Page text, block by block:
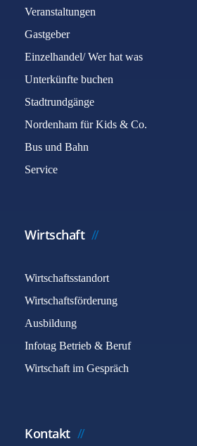
Veranstaltungen
Gastgeber
Einzelhandel/ Wer hat was
Unterkünfte buchen
Stadtrundgänge
Nordenham für Kids & Co.
Bus und Bahn
Service
Wirtschaft
Wirtschaftsstandort
Wirtschaftsförderung
Ausbildung
Infotag Betrieb & Beruf
Wirtschaft im Gespräch
Kontakt